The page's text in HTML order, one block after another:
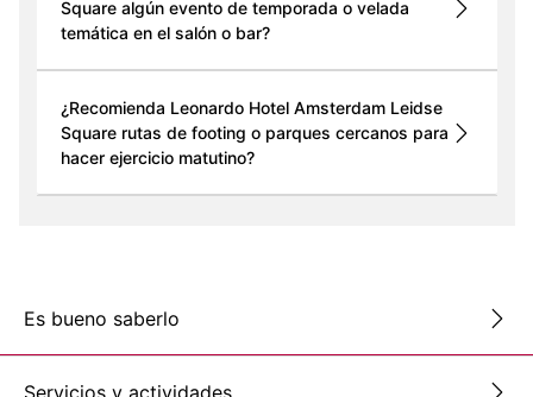
Square algún evento de temporada o velada
temática en el salón o bar?
¿Recomienda Leonardo Hotel Amsterdam Leidse
Square rutas de footing o parques cercanos para
hacer ejercicio matutino?
Es bueno saberlo
Servicios y actividades